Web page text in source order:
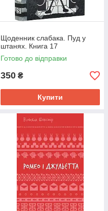
Щоденник слабака. Пуд у
штанях. Книга 17
Готово до відправки
350 ₴
Купити